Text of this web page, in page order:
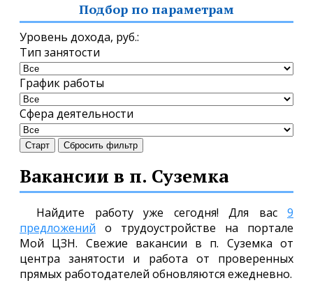
Подбор по параметрам
Уровень дохода, руб.:
Тип занятости
График работы
Сфера деятельности
Старт Сбросить фильтр
Вакансии в п. Суземка
Найдите работу уже сегодня! Для вас 9
предложений о трудоустройстве на портале
Мой ЦЗН. Свежие вакансии в п. Суземка от
центра занятости и работа от проверенных
прямых работодателей обновляются ежедневно.